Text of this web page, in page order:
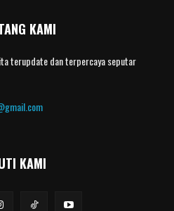
KAMI
terupdate dan terpercaya seputar
KAMI